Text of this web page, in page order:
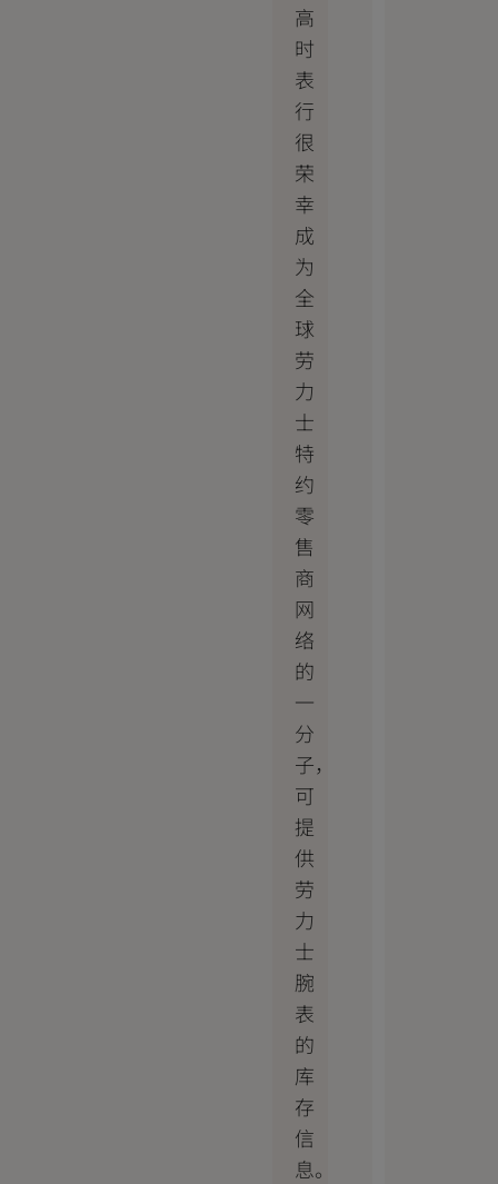
高
时
表
行
很
荣
幸
成
为
全
球
劳
力
士
特
约
零
售
商
网
络
的
一
分
子，
可
提
供
劳
力
士
腕
表
的
库
存
信
息。